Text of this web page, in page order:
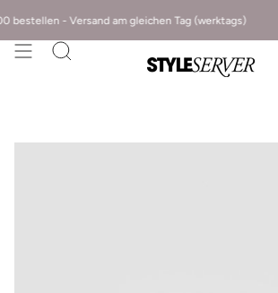
Versand am gleichen Tag (werktags)